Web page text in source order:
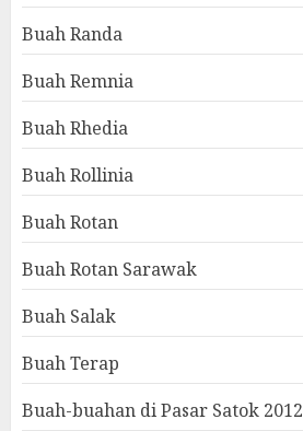
Buah Randa
Buah Remnia
Buah Rhedia
Buah Rollinia
Buah Rotan
Buah Rotan Sarawak
Buah Salak
Buah Terap
Buah-buahan di Pasar Satok 2012